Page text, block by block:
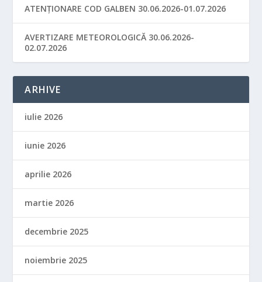
ATENȚIONARE COD GALBEN 30.06.2026-01.07.2026
AVERTIZARE METEOROLOGICĂ 30.06.2026-
02.07.2026
ARHIVE
iulie 2026
iunie 2026
aprilie 2026
martie 2026
decembrie 2025
noiembrie 2025